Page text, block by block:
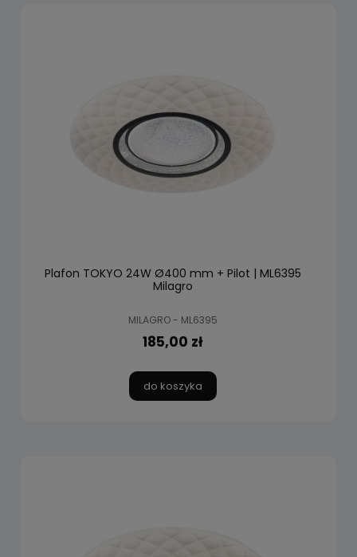
Plafon TOKYO 24W Ø400 mm + Pilot | ML6395
Milagro
MILAGRO - ML6395
185,00 zł
do koszyka